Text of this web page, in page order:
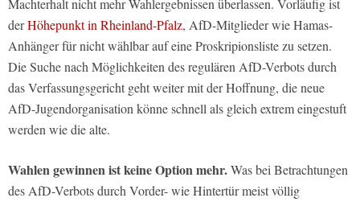
Machterhalt nicht mehr Wahlergebnissen überlassen. Vorläufig ist
derHöhepunkt in Rheinland-Pfalz, AfD-Mitglieder wie Hamas-
Anhänger für nicht wählbar auf eine Proskripionsliste zu setzen.
Die Suche nach Möglichkeiten des regulären AfD-Verbots durch
das Verfassungsgericht geht weiter mit der Hoffnung, die neue
AfD-Jugendorganisation könne schnell als gleich extrem eingestuft
werden wie die alte.
Wahlen gewinnen ist keine Option mehr.Was bei Betrachtungen
des AfD-Verbots durch Vorder- wie Hintertür meist völlig